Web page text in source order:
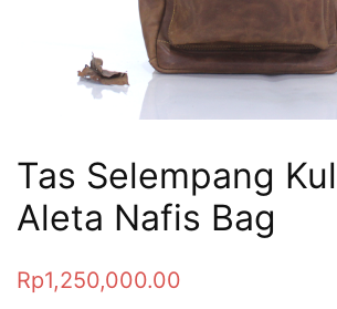
Tas Selempang
Aleta Nafis Bag
Rp1,250,000.00